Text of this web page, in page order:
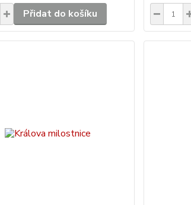
Přidat do košíku